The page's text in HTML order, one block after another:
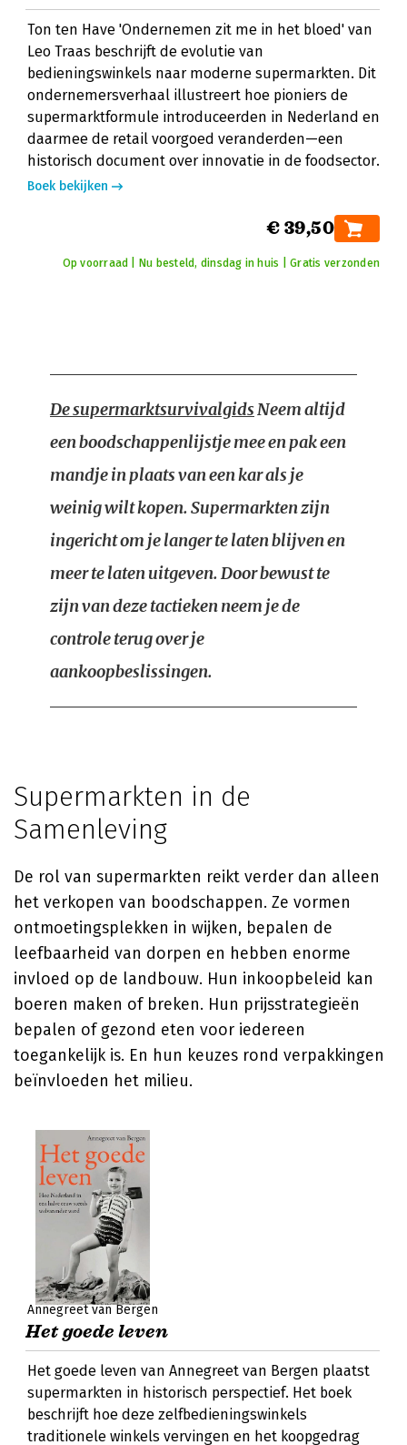
Ton ten Have 'Ondernemen zit me in het bloed' van
Leo Traas beschrijft de evolutie van
bedieningswinkels naar moderne supermarkten. Dit
ondernemersverhaal illustreert hoe pioniers de
supermarktformule introduceerden in Nederland en
daarmee de retail voorgoed veranderden—een
historisch document over innovatie in de foodsector.
Boek bekijken
€ 39,50
Op voorraad | Nu besteld, dinsdag in huis | Gratis verzonden
De supermarktsurvivalgidsNeem altijd
een boodschappenlijstje mee en pak een
mandje in plaats van een kar als je
weinig wilt kopen. Supermarkten zijn
ingericht om je langer te laten blijven en
meer te laten uitgeven. Door bewust te
zijn van deze tactieken neem je de
controle terug over je
aankoopbeslissingen.
Supermarkten in de
Samenleving
De rol van supermarkten reikt verder dan alleen
het verkopen van boodschappen. Ze vormen
ontmoetingsplekken in wijken, bepalen de
leefbaarheid van dorpen en hebben enorme
invloed op de landbouw. Hun inkoopbeleid kan
boeren maken of breken. Hun prijsstrategieën
bepalen of gezond eten voor iedereen
toegankelijk is. En hun keuzes rond verpakkingen
beïnvloeden het milieu.
Annegreet van Bergen
Het goede leven
Het goede leven van Annegreet van Bergen plaatst
supermarkten in historisch perspectief. Het boek
beschrijft hoe deze zelfbedieningswinkels
traditionele winkels vervingen en het koopgedrag